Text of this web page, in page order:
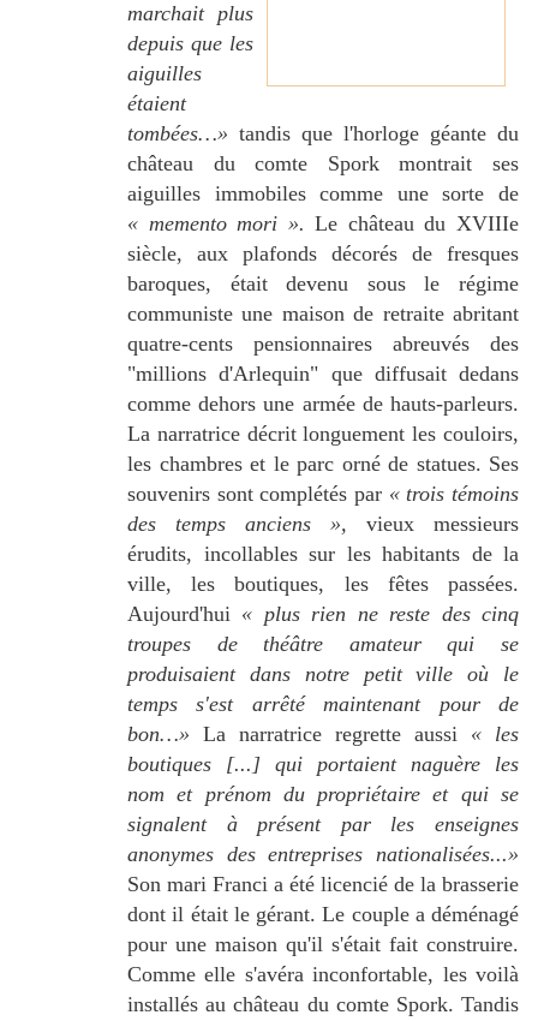
marchait plus
depuis que les
aiguilles
étaient
tombées…» tandis que l'horloge géante du
château du comte Spork montrait ses
aiguilles immobiles comme une sorte de
« memento mori ». Le château du XVIIIe
siècle, aux plafonds décorés de fresques
baroques, était devenu sous le régime
communiste une maison de retraite abritant
quatre-cents pensionnaires abreuvés des
"millions d'Arlequin" que diffusait dedans
comme dehors une armée de hauts-parleurs.
La narratrice décrit longuement les couloirs,
les chambres et le parc orné de statues. Ses
souvenirs sont complétés par « trois témoins
des temps anciens », vieux messieurs
érudits, incollables sur les habitants de la
ville, les boutiques, les fêtes passées.
Aujourd'hui « plus rien ne reste des cinq
troupes de théâtre amateur qui se
produisaient dans notre petit ville où le
temps s'est arrêté maintenant pour de
bon…» La narratrice regrette aussi « les
boutiques [...] qui portaient naguère les
nom et prénom du propriétaire et qui se
signalent à présent par les enseignes
anonymes des entreprises nationalisées...»
Son mari Franci a été licencié de la brasserie
dont il était le gérant. Le couple a déménagé
pour une maison qu'il s'était fait construire.
Comme elle s'avéra inconfortable, les voilà
installés au château du comte Spork. Tandis